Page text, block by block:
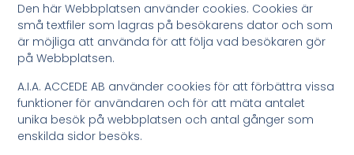
Den här Webbplatsen använder cookies. Cookies är
små textfiler som lagras på besökarens dator och som
är möjliga att använda för att följa vad besökaren gör
på Webbplatsen.
A.I.A. ACCEDE AB använder cookies för att förbättra vissa
funktioner för användaren och för att mäta antalet
unika besök på webbplatsen och antal gånger som
enskilda sidor besöks.